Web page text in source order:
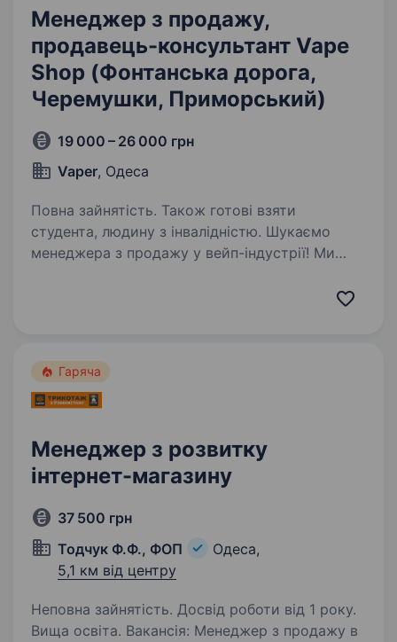
Менеджер з продажу,
продавець-консультант Vape
Shop (Фонтанська дорога,
Черемушки, Приморський)
19 000 – 26 000 грн
Vaper, Одеса
Повна зайнятість. Також готові взяти
студента, людину з інвалідністю. Шукаємо
менеджера з продажу у вейп-індустрії! Ми
з людей. Саме тому ми шукаємо людину, яка
Що важливо:…
Гаряча
Менеджер з розвитку
інтернет-магазину
37 500 грн
Тодчук Ф.Ф., ФОП
Одеса,
5,1 км від центру
Неповна зайнятість. Досвід роботи від 1 року.
Вища освіта. Вакансія: Менеджер з продажу в